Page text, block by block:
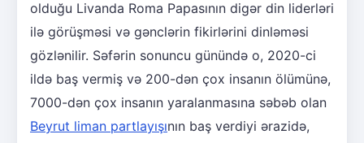
olduğu Livanda Roma Papasının digər din liderləri
ilə görüşməsi və gənclərin fikirlərini dinləməsi
gözlənilir. Səfərin sonuncu günündə o, 2020-ci
ildə baş vermiş və 200-dən çox insanın ölümünə,
7000-dən çox insanın yaralanmasına səbəb olan
Beyrut liman partlayışının baş verdiyi ərazidə,